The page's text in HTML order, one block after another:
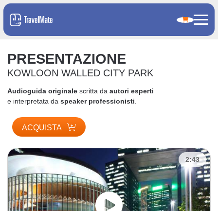
PRESENTAZIONE
KOWLOON WALLED CITY PARK
Audioguida originale scritta da autori esperti
e interpretata da speaker professionisti
ACQUISTA
2:43